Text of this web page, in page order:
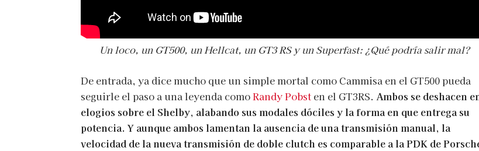
Un loco, un GT500, un Hellcat, un GT3 RS y un Superfast: ¿Qué podría salir mal?
De entrada, ya dice mucho que un simple mortal como Cammisa en el GT500 pueda
seguirle el paso a una leyenda comoRandy Pobst en el GT3RS. Ambos se deshacen
elogios sobre el Shelby, alabando sus modales dóciles y la forma en que entrega su
potencia. Y aunque ambos lamentan la ausencia de una transmisión manual, la
velocidad de la nueva transmisión de doble clutch es comparable a la PDK de